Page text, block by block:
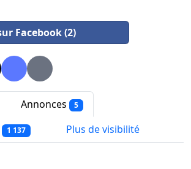
Facebook (2)
Annonces 5
1 137 Plus de visibilité